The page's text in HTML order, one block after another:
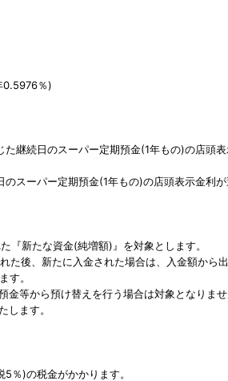
0.5976％)
継続日のスーパー定期預金(1年もの)の店頭
スーパー定期預金(1年もの)の店頭表示金利
『新たな資金(純増額)』を対象とします。
後、新たに入金された場合は、入金額から
す。
等から預け替えを行う場合は対象となりませ
します。
％)の税金がかかります。